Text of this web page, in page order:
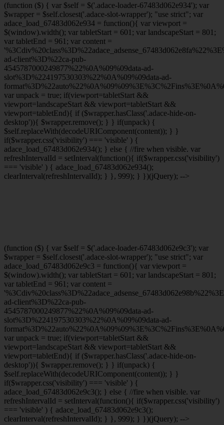
(function ($) { var $self = $('.adace-loader-67483d062e934'); var
$wrapper = $self.closest('.adace-slot-wrapper'); "use strict"; var
adace_load_67483d062e934 = function(){ var viewport =
$(window).width(); var tabletStart = 601; var landscapeStart = 801;
var tabletEnd = 961; var content =
ad-client%3D%22ca-pub-
4545787000249877%22%0A%09%09data-ad-
slot%3D%224197530303%22%0A%09%09data-ad-
var unpack = true; if(viewport=tabletStart &&
viewport=landscapeStart && viewport=tabletStart &&
viewport=tabletEnd){ if ($wrapper.hasClass('.adace-hide-on-
desktop')){ $wrapper.remove(); } } if(unpack) {
$self.replaceWith(decodeURIComponent(content)); } }
if($wrapper.css('visibility') === 'visible' ) {
adace_load_67483d062e934(); } else { //fire when visible. var
refreshIntervalId = setInterval(function(){ if($wrapper.css('visibility')
=== 'visible' ) { adace_load_67483d062e934();
clearInterval(refreshIntervalId); } }, 999); } })(jQuery); -->
(function ($) { var $self = $('.adace-loader-67483d062e9c3'); var
$wrapper = $self.closest('.adace-slot-wrapper'); "use strict"; var
adace_load_67483d062e9c3 = function(){ var viewport =
$(window).width(); var tabletStart = 601; var landscapeStart = 801;
var tabletEnd = 961; var content =
ad-client%3D%22ca-pub-
4545787000249877%22%0A%09%09data-ad-
slot%3D%224197530303%22%0A%09%09data-ad-
var unpack = true; if(viewport=tabletStart &&
viewport=landscapeStart && viewport=tabletStart &&
viewport=tabletEnd){ if ($wrapper.hasClass('.adace-hide-on-
desktop')){ $wrapper.remove(); } } if(unpack) {
$self.replaceWith(decodeURIComponent(content)); } }
if($wrapper.css('visibility') === 'visible' ) {
adace_load_67483d062e9c3(); } else { //fire when visible. var
refreshIntervalId = setInterval(function(){ if($wrapper.css('visibility')
=== 'visible' ) { adace_load_67483d062e9c3();
clearInterval(refreshIntervalId); } }, 999); } })(jQuery); -->